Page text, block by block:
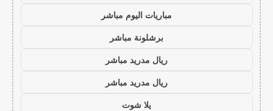
مباريات اليوم مباشر
برشلونة مباشر
ريال مدريد مباشر
ريال مدريد مباشر
يلا شوت